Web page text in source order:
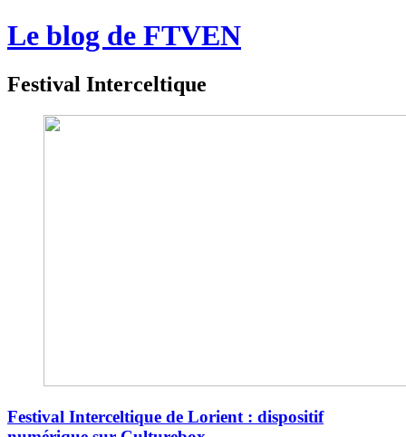
Le blog de FTVEN
Festival Interceltique
Festival Interceltique de Lorient : dispositif